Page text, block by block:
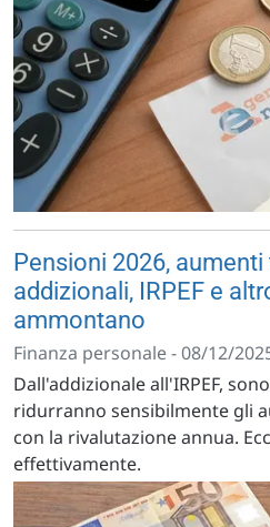
Pensioni 2026,
addizionali, IRPEF e
ammontano
Finanza personale - 08/12/
Dall'addizionale all'IRPEF,
ridurranno sensibilmente gli
con la rivalutazione annua.
effettivamente.